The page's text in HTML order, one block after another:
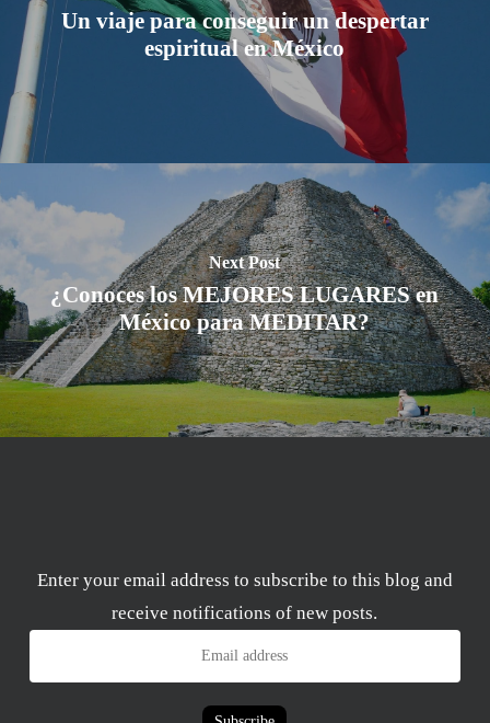
Un viaje para conseguir un despertar
espiritual en México
Next Post
¿Conoces los MEJORES LUGARES en
México para MEDITAR?
Enter your email address to subscribe to this blog and
receive notifications of new posts.
Email